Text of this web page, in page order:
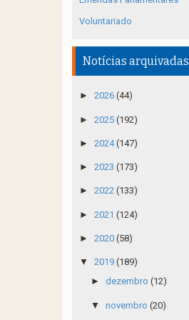
Voluntariado
Notícias arquivadas
► 2026 (44)
► 2025 (192)
► 2024(147)
► 2023 (173)
► 2022 (133)
► 2021 (124)
► 2020 (58)
▼ 2019 (189)
► dezembro (12)
▼ novembro (20)